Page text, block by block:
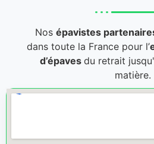
Nosépavistes
dans toute la France pour l’
d’épavesdu retrait
matière.